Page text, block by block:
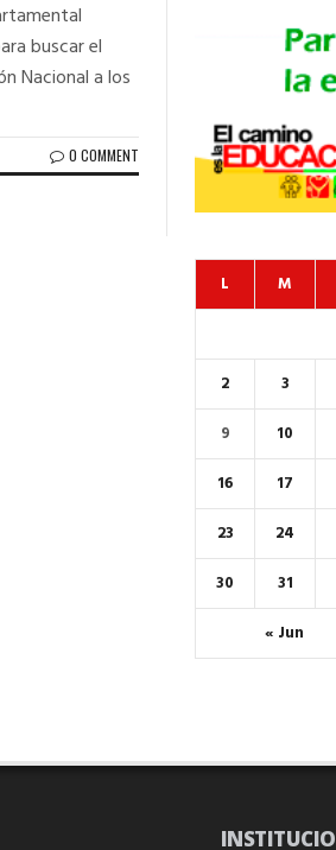
buscar el
Nacional a los
0 COMMENT
L M
« Jun
2
3
9
10
16
17
23
24
30
31